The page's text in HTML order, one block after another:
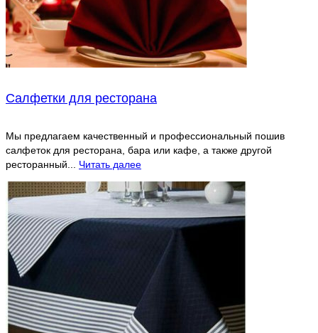
Салфетки для ресторана
Мы предлагаем качественный и профессиональный пошив
салфеток для ресторана, бара или кафе, а также другой
ресторанный... Читать далее